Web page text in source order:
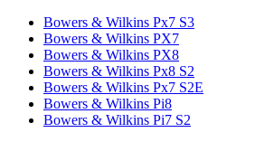
Bowers & Wilkins Px7 S3
Bowers & Wilkins PX7
Bowers & Wilkins PX8
Bowers & Wilkins Px8 S2
Bowers & Wilkins Px7 S2E
Bowers & Wilkins Pi8
Bowers & Wilkins Pi7 S2